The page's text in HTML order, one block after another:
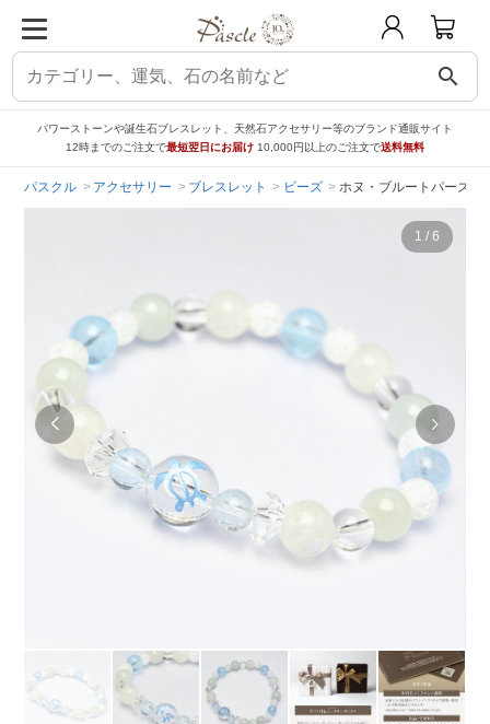
search
パワーストーンや誕生石ブレスレット、天然石アクセサリー等のブランド通販サイト
12時までのご注文で最短翌日にお届け 10,000円以上のご注文で送料無料
パスクル アクセサリー ブレスレット ビーズ ホヌ・ブルートパーズ
1 / 6